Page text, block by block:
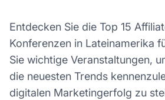
Entdecken Sie die Top 15
Konferenzen in Lateinamerika
Sie wichtige Veranstaltungen,
die neuesten Trends
digitalen Marketingerfolg zu